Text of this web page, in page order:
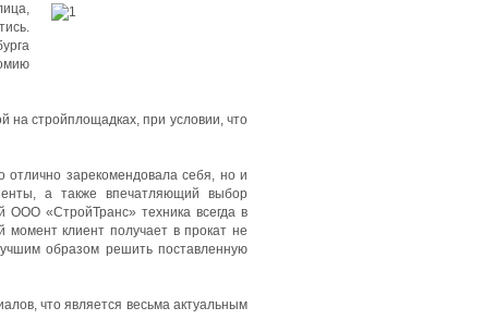
стройплощадках, при условии, что
отлично зарекомендовала себя, но и
а также впечатляющий выбор
ООО «СтройТранс» техника всегда в
момент клиент получает в прокат не
образом решить поставленную
что является весьма актуальным